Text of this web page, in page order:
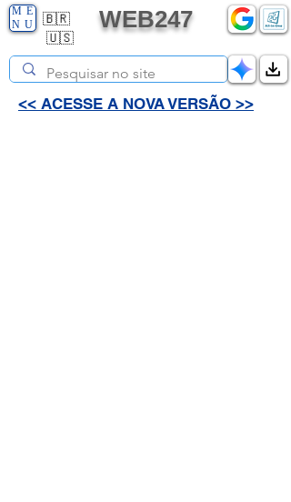
🇧🇷
🇺🇸
ME
NU
WEB247
<< ACESSE A NOVA VERSÃO >>